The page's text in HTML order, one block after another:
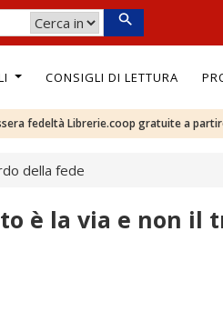
CONSIGLI DI LETTURA
fedeltà Librerie.coop gratuite a
della fede
è la via e non il